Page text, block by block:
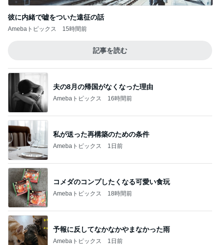
彼に内緒で嘘をついた遠征の話
Amebaトピックス 15時間前
記事を読む
夫の8月の帰国がなくなった理由
Amebaトピックス 16時間前
私が送った再構築のための条件
Amebaトピックス 1日前
コメダのコンプしたくなる可愛い食玩
Amebaトピックス 18時間前
予報に反してなかなかやまなかった雨
Amebaトピックス 1日前